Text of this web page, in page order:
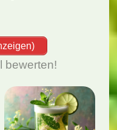
bewerten!